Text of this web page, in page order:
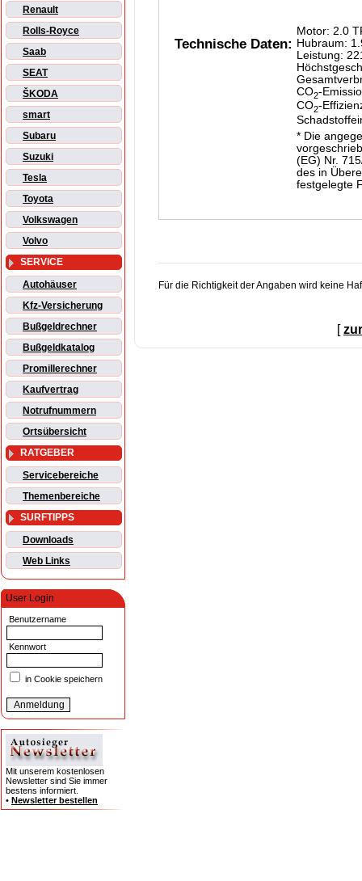
Renault
Rolls-Royce
Saab
SEAT
ŠKODA
smart
Subaru
Suzuki
Tesla
Toyota
Volkswagen
Volvo
SERVICE
Autohäuser
Kfz-Versicherung
Bußgeldrechner
Bußgeldkatalog
Promillerechner
Kaufvertrag
Notrufnummern
Ortsübersicht
RATGEBER
Servicebereiche
Themenbereiche
SURFTIPPS
Downloads
Web Links
User Login
Benutzername
Kennwort
in Cookie speichern
Mit unserem kostenlosen
Newsletter sind Sie immer
bestens informiert.
• Newsletter bestellen
Technische Daten:
Motor: 2.0
Hubraum:
Leistung:
CO2-
CO2-
* Die
(EG) Nr.
des in
festgelegte
Für die Richtigkeit der Angaben wird keine